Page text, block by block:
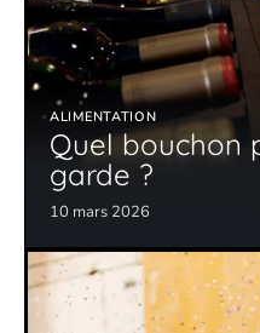
ALIMENTATION
Quel bouchon
garde ?
10 mars 2026